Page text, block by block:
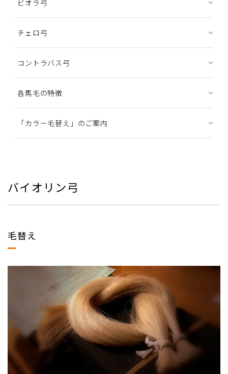
ビオラ弓
チェロ弓
コントラバス弓
各馬毛の特徴
「カラー毛替え」のご案内
バイオリン弓
毛替え